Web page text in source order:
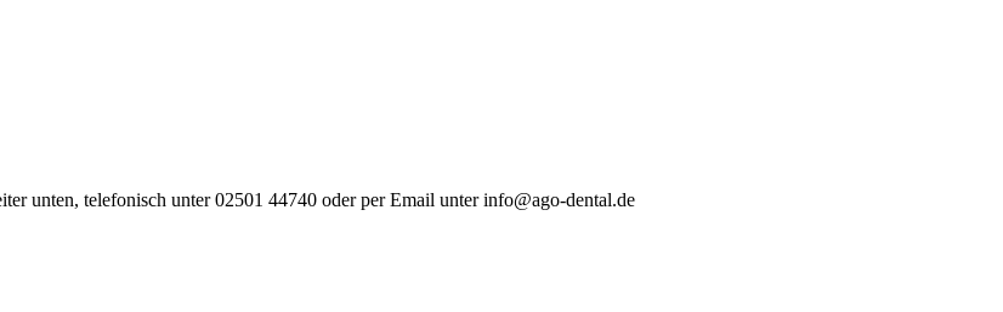
unten, telefonisch unter 02501 44740 oder per Email unter info@ago-dental.de